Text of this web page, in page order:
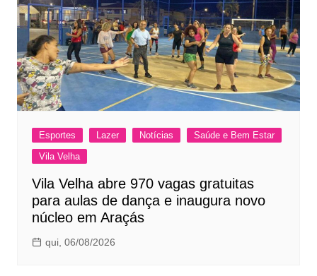
Esportes Lazer Notícias
Saúde e Bem Estar
Vila Velha
Vila Velha abre 970 vagas gratuitas
para aulas de dança e inaugura novo
núcleo em Araçás
qui, 06/08/2026